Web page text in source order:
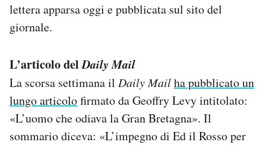
Newsletter
Notifiche mobile
Esci
lettera apparsa oggi e pubblicata sul sito del
giornale.
L’articolo delDaily Mail
La scorsa settimana il Daily Mailha pubblicato un
lungo articolofirmato da Geoffry Levy intitolato:
«L’uomo che odiava la Gran Bretagna». Il
sommario diceva: «L’impegno di Ed il Rosso per